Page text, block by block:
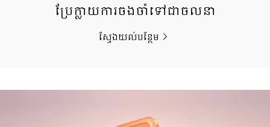
ប្រែក្លាយការចងចាំទៅជាចលនា
ស្វែងយល់បន្ថែម